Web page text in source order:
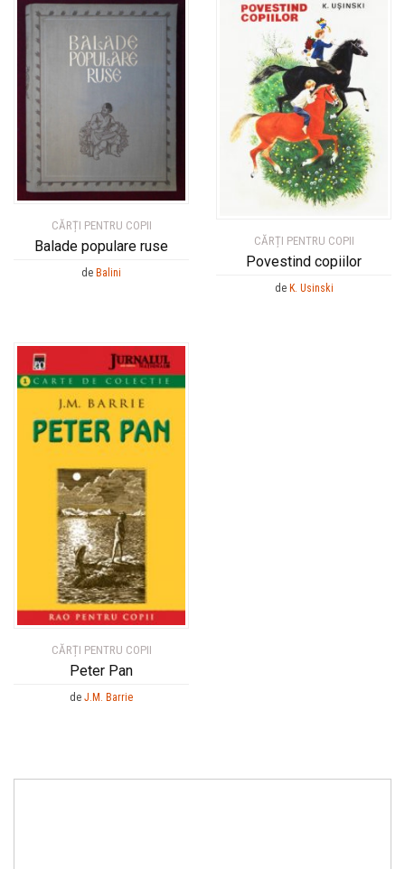
CĂRȚI PENTRU COPII
Balade populare ruse
de Balini
CĂRȚI PENTRU COPII
Povestind copiilor
de K. Usinski
CĂRȚI PENTRU COPII
Peter Pan
de J.M. Barrie